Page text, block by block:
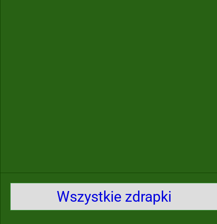
Wszystkie zdrapki